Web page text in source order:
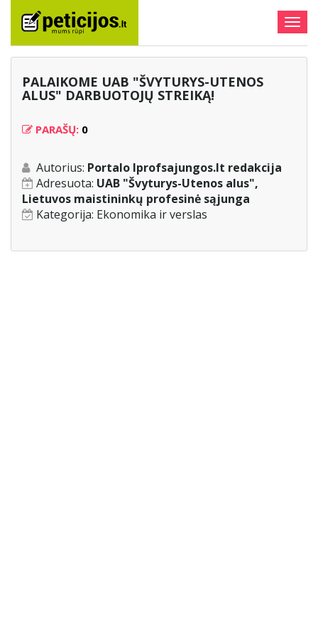
PALAIKOME UAB "ŠVYTURYS-UTENOS
ALUS" DARBUOTOJŲ STREIKĄ!
PARAŠŲ: 0
Autorius: Portalo lprofsajungos.lt redakcija
Adresuota: UAB "Švyturys-Utenos alus",
Lietuvos maistininkų profesinė sąjunga
Kategorija: Ekonomika ir verslas